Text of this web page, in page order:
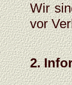
Wir
vor
2.